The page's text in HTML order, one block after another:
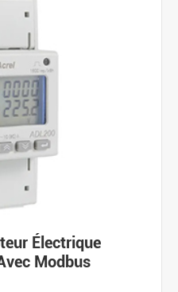
Électrique
Modbus